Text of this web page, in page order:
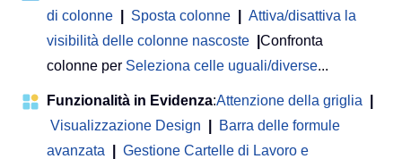
di colonne
Sposta colonne
Attiva/disattiva la
visibilità delle colonne nascoste
Confronta
colonne per Seleziona celle uguali/diverse...
Funzionalità in Evidenza:Attenzione della griglia
Visualizzazione Design
Barra delle formule
avanzata
Gestione Cartelle di Lavoro e